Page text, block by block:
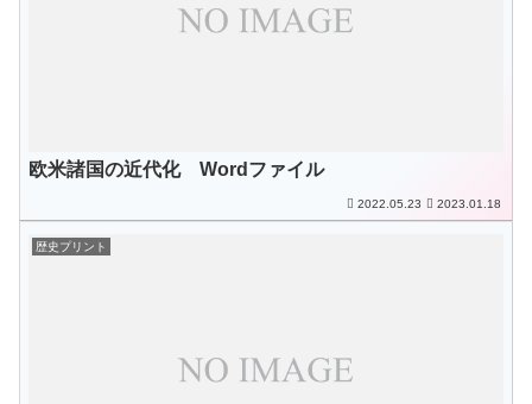
欧米諸国の近代化 Wordファイル
2022.05.23 2023.01.18
歴史プリント